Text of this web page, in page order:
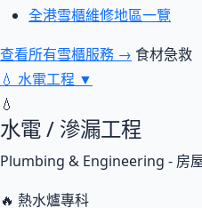
全港雪櫃維修地區一覽
查看所有雪櫃服務 → 食材急救
💧 水電工程 ▼
💧
水電 / 滲漏工程
Plumbing & Engineering - 房
🔥 熱水爐專科